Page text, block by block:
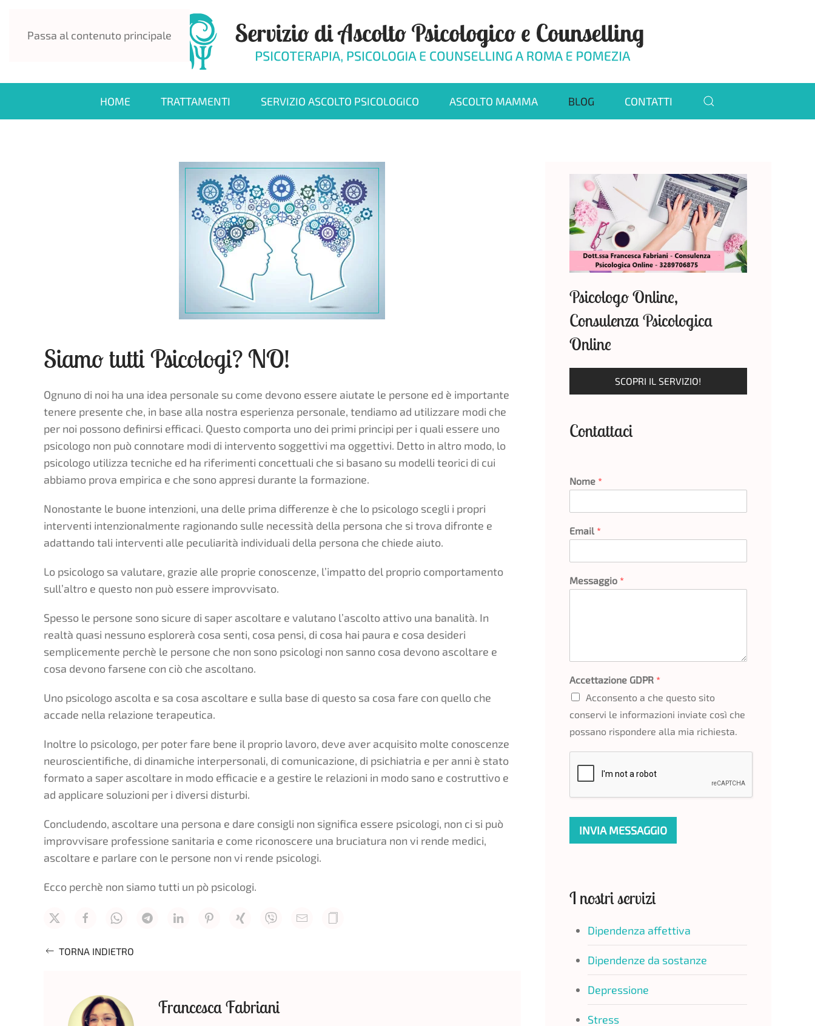
Passa al contenuto principale
HOME TRATTAMENTI SERVIZIO ASCOLTO PSICOLOGICO ASCOLTO MAMMA BLOG CONTATTI
Siamo tutti Psicologi? NO!
Ognuno di noi ha una idea personale su come devono essere aiutate le persone ed è importante
tenere presente che, in base alla nostra esperienza personale, tendiamo ad utilizzare modi che
per noi possono definirsi efficaci. Questo comporta uno dei primi principi per i quali essere uno
psicologo non può connotare modi di intervento soggettivi ma oggettivi. Detto in altro modo, lo
psicologo utilizza tecniche ed ha riferimenti concettuali che si basano su modelli teorici di cui
abbiamo prova empirica e che sono appresi durante la formazione.
Nonostante le buone intenzioni, una delle prima differenze è che lo psicologo scegli i propri
interventi intenzionalmente ragionando sulle necessità della persona che si trova difronte e
adattando tali interventi alle peculiarità individuali della persona che chiede aiuto.
Lo psicologo sa valutare, grazie alle proprie conoscenze, l’impatto del proprio comportamento
sull’altro e questo non può essere improvvisato.
Spesso le persone sono sicure di saper ascoltare e valutano l’ascolto attivo una banalità. In
realtà quasi nessuno esplorerà cosa senti, cosa pensi, di cosa hai paura e cosa desideri
semplicemente perchè le persone che non sono psicologi non sanno cosa devono ascoltare e
cosa devono farsene con ciò che ascoltano.
Uno psicologo ascolta e sa cosa ascoltare e sulla base di questo sa cosa fare con quello che
accade nella relazione terapeutica.
Inoltre lo psicologo, per poter fare bene il proprio lavoro, deve aver acquisito molte conoscenze
neuroscientifiche, di dinamiche interpersonali, di comunicazione, di psichiatria e per anni è stato
formato a saper ascoltare in modo efficacie e a gestire le relazioni in modo sano e costruttivo e
ad applicare soluzioni per i diversi disturbi.
Concludendo, ascoltare una persona e dare consigli non significa essere psicologi, non ci si può
improvvisare professione sanitaria e come riconoscere una bruciatura non vi rende medici,
ascoltare e parlare con le persone non vi rende psicologi.
Ecco perchè non siamo tutti un pò psicologi.
TORNA INDIETRO
Francesca Fabriani
Psicologo Online,
Consulenza Psicologica
Online
SCOPRI IL SERVIZIO!
Contattaci
Nome *
Email *
Messaggio *
Accettazione GDPR *
Acconsento a che questo sito
conservi le informazioni inviate così che
possano rispondere alla mia richiesta.
INVIA MESSAGGIO
I nostri servizi
Dipendenza affettiva
Dipendenze da sostanze
Depressione
Stress